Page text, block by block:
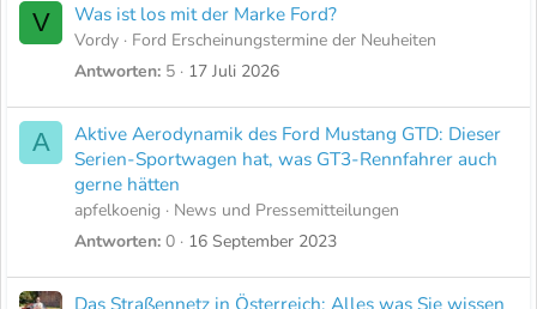
V Was ist los mit der Marke Ford?
Vordy
Ford Erscheinungstermine der Neuheiten
Antworten 5 17 Juli 2026
A
Aktive Aerodynamik des Ford Mustang GTD: Dieser
Serien-Sportwagen hat, was GT3-Rennfahrer auch
gerne hätten
apfelkoenig
News und Pressemitteilungen
Antworten 0 16 September 2023